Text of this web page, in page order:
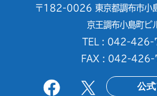
〒182-0026 東京都調布市小
京王調布小島町ビ
TEL : 042-426-
FAX : 042-
公